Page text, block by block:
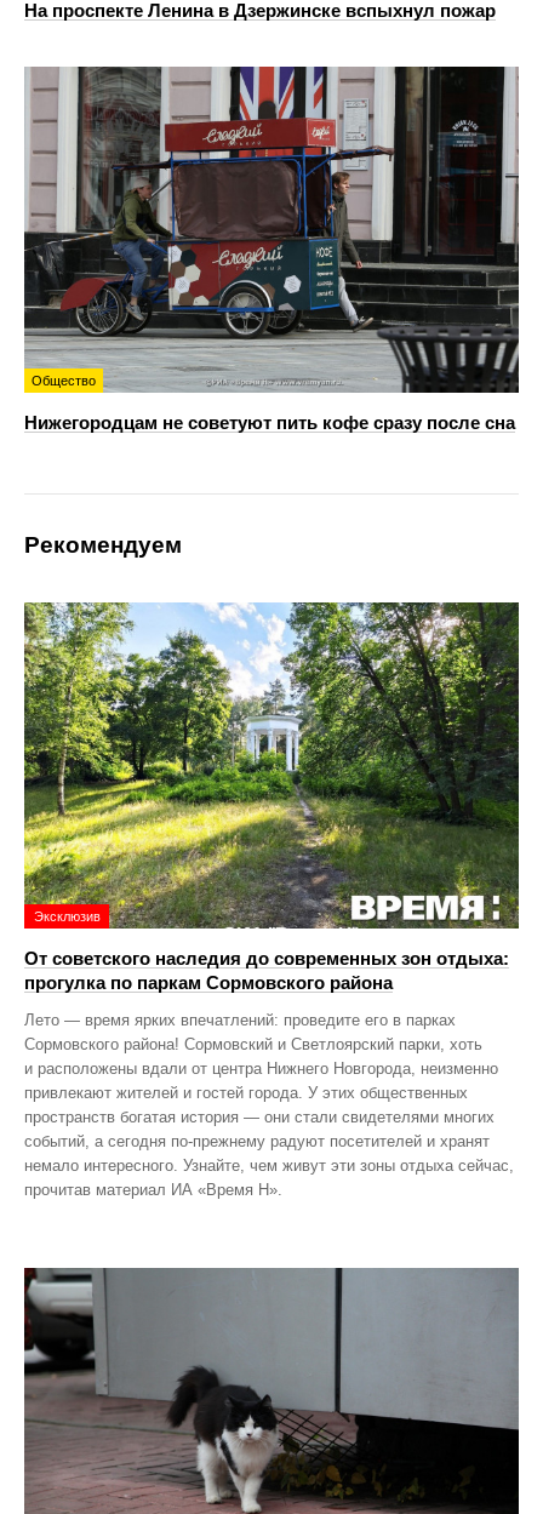
На проспекте Ленина в Дзержинске вспыхнул пожар
Общество
Нижегородцам не советуют пить кофе сразу после сна
Рекомендуем
Эксклюзив
От советского наследия до современных зон отдыха:
прогулка по паркам Сормовского района
Лето — время ярких впечатлений: проведите его в парках
Сормовского района! Сормовский и Светлоярский парки, хоть
и расположены вдали от центра Нижнего Новгорода, неизменно
привлекают жителей и гостей города. У этих общественных
пространств богатая история — они стали свидетелями многих
событий, а сегодня по‑прежнему радуют посетителей и хранят
немало интересного. Узнайте, чем живут эти зоны отдыха сейчас,
прочитав материал ИА «Время Н».